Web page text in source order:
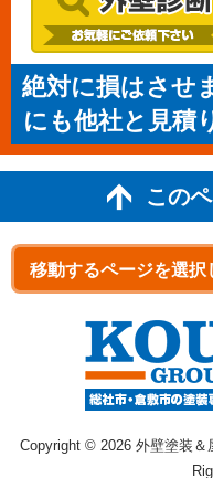
絶対に損はさせ
にも他社と見積
この
Copyright © 2026 外壁塗装